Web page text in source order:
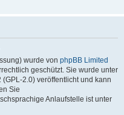
wurde von phpBB Limited
geschützt. Sie wurde unter
2.0) veröffentlicht und kann
Sie
Anlaufstelle ist unter